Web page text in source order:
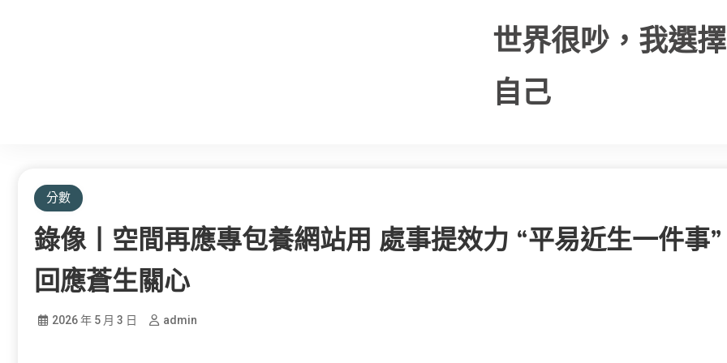
世界很吵，我選
自己
分數
錄像丨空間再應專包養網站用 處事提效力 “平易近生一件事”
回應蒼生關心
2026 年 5 月 3 日 admin